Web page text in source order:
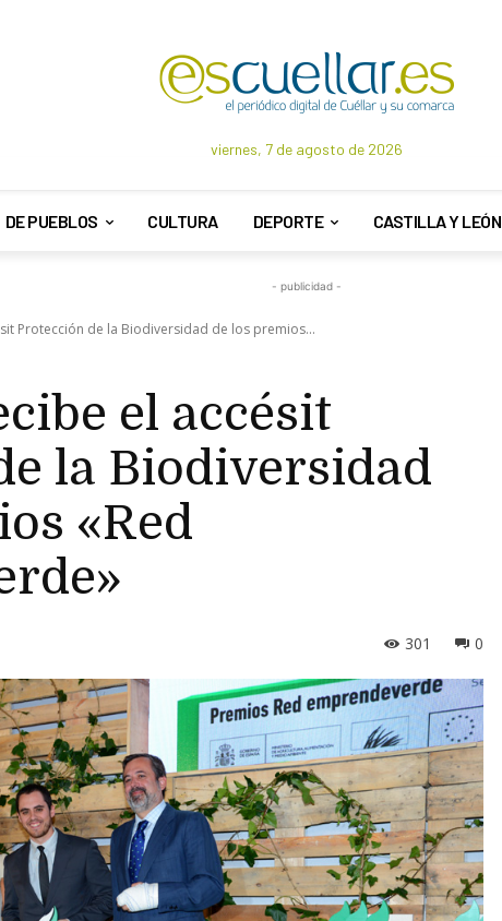
viernes, 7 de agosto de 2026
DE PUEBLOS CULTURA DEPORTE CASTILLA Y LEÓN
- publicidad -
Protección de la Biodiversidad de los premios...
el accésit
la Biodiversidad
«Red
0
301